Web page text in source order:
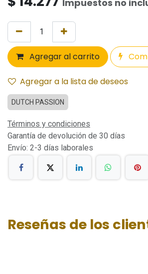
Impuestos no
Agregar al carrito
Agregar a la lista de deseos
DUTCH PASSION
Términos y condiciones
Garantía de devolución de 30 días
Envío: 2-3 días laborales
Reseñas de los